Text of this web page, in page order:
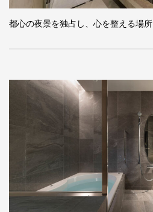
都心の夜景を独占し、心を整える場所